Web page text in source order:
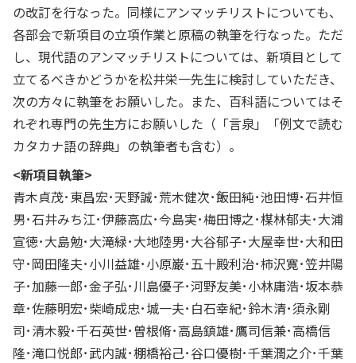
の改訂を行なった。同様にアンマッチリストについても、
各部会で新項目の立項作業と原稿の執筆を行なった。ただ
し、現代語のアンマッチリストについては、新項目として
立てるべきかどうかを松井栄一先生に検討していただき、
次の方々に執筆をお願いした。また、百科語についてはそ
れぞれ専門の先生方にお願いした（「言泉」「例文で読む
カタカナ語の辞典」の執筆者も含む）。
<新項目執筆>
青木貞茂･東昌宏･天野誠･荒木健次･飯田純･池田博･石井恒
男･石井みち江･伊藤高広･今島実･梅田博之･楳林郁夫･大浦
宣徳･大島勉･大滝緑･大地陸男･大谷郁子･大屋幸世･大和田
守･岡田隆夫･小川益雄･小原巌･五十殿利治･柿沢寛･笠井陽
子･加藤一郎･金子弘･川島優子･河野友美･小林庸浩･坂本恭
章･佐藤明宏･柴崎成忠･城一夫･白石幸紀･鈴木清･須永剛
司･清木毅･千石英世･曽根脩･高島鎮雄･鷹司信兼･高橋信
隆･滝口悦郎･武内誠･棚橋裕己･谷口優樹･千葉潤之介･千葉